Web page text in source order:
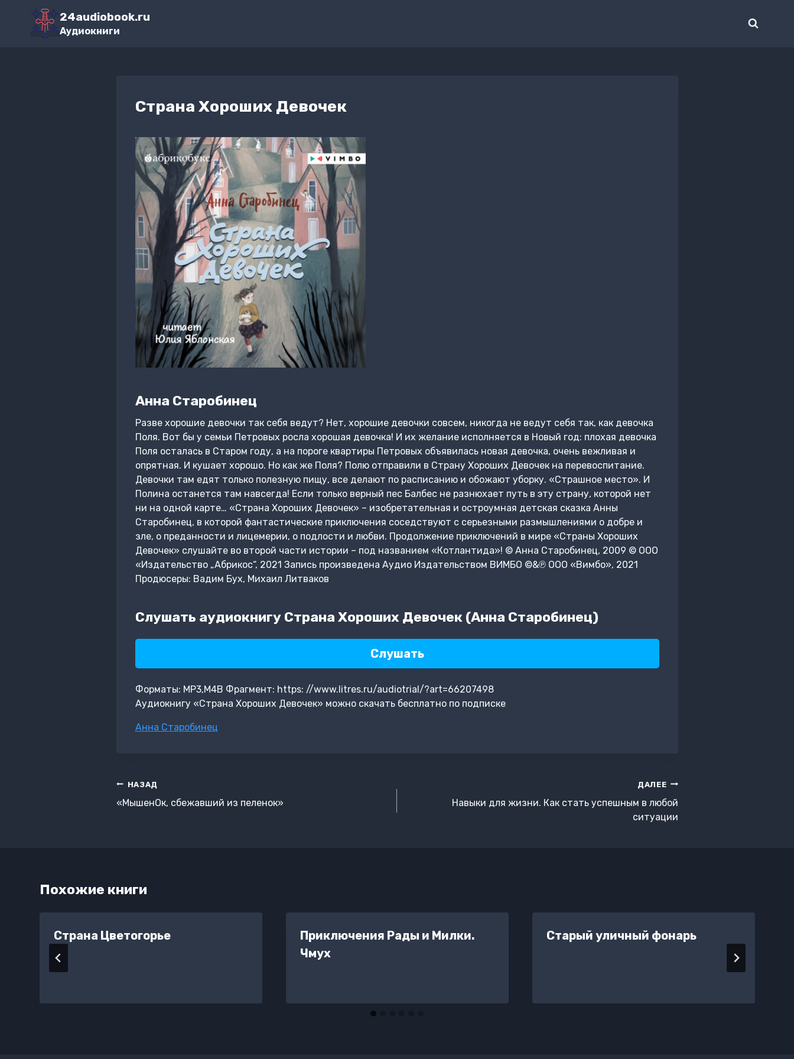
Перейти
содержимому
24audiobook.ru
Аудиокниги
Страна Хороших Девочек
Анна Старобинец
Разве хорошие девочки так себя ведут? Нет, хорошие девочки совсем, никогда не ведут себя так, как девочка
Поля. Вот бы у семьи Петровых росла хорошая девочка! И их желание исполняется в Новый год: плохая девочка
Поля осталась в Старом году, а на пороге квартиры Петровых объявилась новая девочка, очень вежливая и
опрятная. И кушает хорошо. Но как же Поля? Полю отправили в Страну Хороших Девочек на перевоспитание.
Девочки там едят только полезную пищу, все делают по расписанию и обожают уборку. «Страшное место». И
Полина останется там навсегда! Если только верный пес Балбес не разнюхает путь в эту страну, которой нет
ни на одной карте… «Страна Хороших Девочек» – изобретательная и остроумная детская сказка Анны
Старобинец, в которой фантастические приключения соседствуют с серьезными размышлениями о добре и
зле, о преданности и лицемерии, о подлости и любви. Продолжение приключений в мире «Страны Хороших
Девочек» слушайте во второй части истории – под названием «Котлантида»! © Анна Старобинец, 2009 © ООО
«Издательство „Абрикос“, 2021 Запись произведена Аудио Издательством ВИМБО ©&℗ ООО «Вимбо», 2021
Продюсеры: Вадим Бух, Михаил Литваков
Слушать аудиокнигу Страна Хороших Девочек (Анна Старобинец)
Слушать
Форматы: MP3,M4B Фрагмент: https: //www.litres.ru/audiotrial/?art=66207498
Аудиокнигу «Страна Хороших Девочек» можно скачать бесплатно по подписке
Метки
Анна Старобинец
Навигация
по
НАЗАД
«МышенОк, сбежавший из пеленок»
ДАЛЕЕ
Навыки для жизни. Как стать успешным в любой
ситуации
Похожие книги
Страна Цветогорье
Приключения Рады и Милки.
Чмух
Старый уличный фонарь